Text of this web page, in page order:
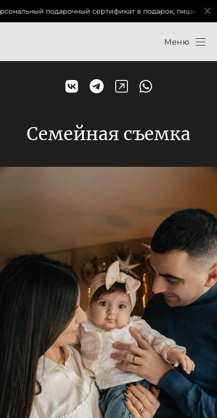
сертификат в подарок, пишите мне в соц сетях)
Меню
Семейная съемка